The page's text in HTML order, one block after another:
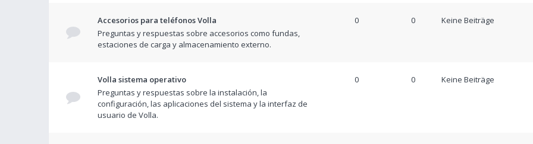
Accesorios para teléfonos Volla
Preguntas y respuestas sobre accesorios como fundas,
estaciones de carga y almacenamiento externo.
0 0 Keine Beiträge
Volla sistema operativo
Preguntas y respuestas sobre la instalación, la
configuración, las aplicaciones del sistema y la interfaz de
usuario de Volla.
0 0 Keine Beiträge